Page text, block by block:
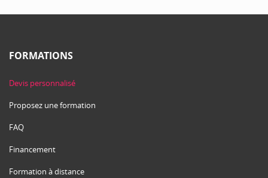
FORMATIONS
Devis personnalisé
Proposez une formation
FAQ
Financement
Formation à distance